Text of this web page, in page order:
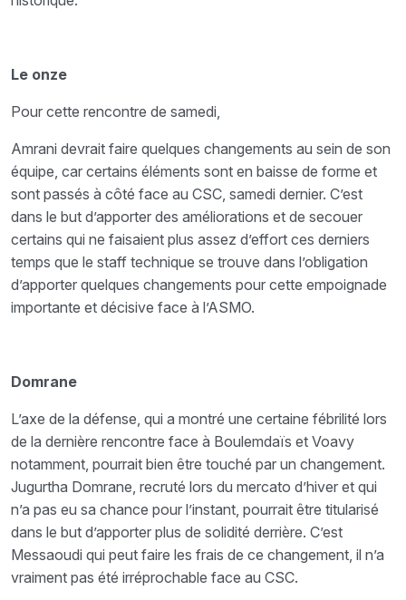
Le onze
Pour cette rencontre de samedi,
Amrani devrait faire quelques changements au sein de son
équipe, car certains éléments sont en baisse de forme et
sont passés à côté face au CSC, samedi dernier. C’est
dans le but d’apporter des améliorations et de secouer
certains qui ne faisaient plus assez d’effort ces derniers
temps que le staff technique se trouve dans l’obligation
d’apporter quelques changements pour cette empoignade
importante et décisive face à l’ASMO.
Domrane
L’axe de la défense, qui a montré une certaine fébrilité lors
de la dernière rencontre face à Boulemdaïs et Voavy
notamment, pourrait bien être touché par un changement.
Jugurtha Domrane, recruté lors du mercato d’hiver et qui
n’a pas eu sa chance pour l’instant, pourrait être titularisé
dans le but d’apporter plus de solidité derrière. C’est
Messaoudi qui peut faire les frais de ce changement, il n’a
vraiment pas été irréprochable face au CSC.